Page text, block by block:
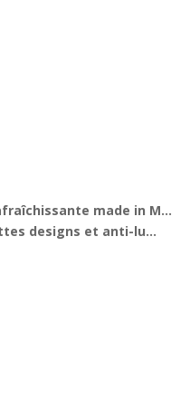
made in M...
designs et anti-lu...